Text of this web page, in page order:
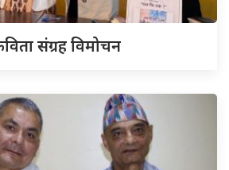
संग्रह विमोचन